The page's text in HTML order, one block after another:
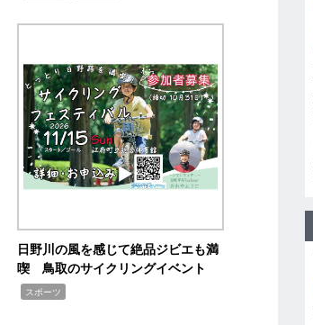
日野川の風を感じて絶品ジビエも満
喫 鳥取のサイクリングイベント
スポーツ